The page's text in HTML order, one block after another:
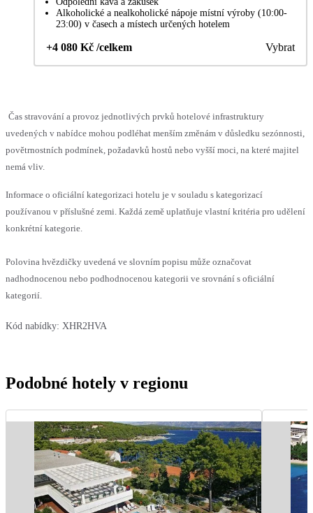
Alkoholické a nealkoholické nápoje místní výroby (10:00-
23:00) v časech a místech určených hotelem
+4 080 Kč /celkem Vybrat
Čas stravování a provoz jednotlivých prvků hotelové infrastruktury
uvedených v nabídce mohou podléhat menším změnám v důsledku sezónnosti,
povětrnostních podmínek, požadavků hostů nebo vyšší moci, na které majitel
nemá vliv.
Informace o oficiální kategorizaci hotelu je v souladu s kategorizací
používanou v příslušné zemi. Každá země uplatňuje vlastní kritéria pro udělení
konkrétní kategorie.
Polovina hvězdičky uvedená ve slovním popisu může označovat
nadhodnocenou nebo podhodnocenou kategorii ve srovnání s oficiální
kategorií.
Kód nabídky: XHR2HVA
Podobné hotely v regionu